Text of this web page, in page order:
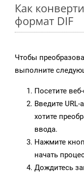
Как
формат DIF
Чтобы
выполните
Посетите
Введите
хотите
ввода.
Нажмите
начать
Дождитесь